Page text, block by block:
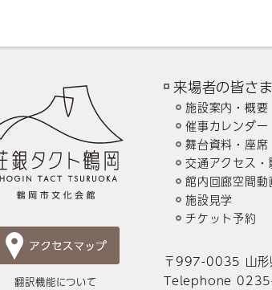
来場者の皆さ
施設案内・概要
催事カレンダー
舞台資料・座席
交通アクセス・
館内回廊空間動
施設見学
チケット予約
〒997-0035 山形
Telephone
翻訳機能について